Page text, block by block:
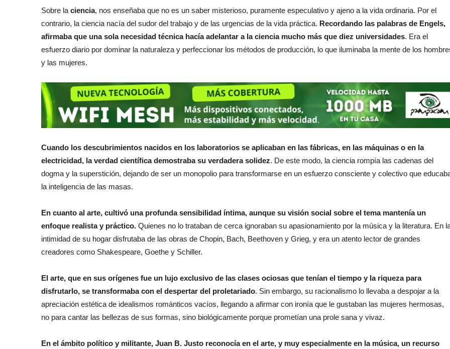
Sobre la ciencia, nos enseñaba que no es un saber misterioso, puramente especulativo y ajeno a la vida ordinaria. Por el
contrario, la ciencia nacía del sudor del trabajo y de las urgencias de la vida práctica. Recordando las palabras de Engels,
afirmaba que una sola necesidad técnica hacía adelantar a la ciencia mucho más que diez universidades. Era el
esfuerzo diario por dominar la naturaleza y perfeccionar los métodos de producción, lo que iluminaba la mente de los
y las mujeres.
Cuando los descubrimientos nacidos en los laboratorios se aplicaban en las fábricas, en las máquinas o en la
electricidad, la verdad científica demostraba su verdadera solidez. De este modo, la ciencia rompía las cadenas del
dogma y la superstición, dejando de ser un monopolio para transformarse en un esfuerzo consciente y colectivo que
la inteligencia de las masas.
En cuanto al arte, cultivó una profunda sensibilidad íntima, aunque su visión social sobre el tema mantenía un
enfoque realista y práctico. Quienes no lo trataban de cerca ignoraban su apasionamiento por la música y la literatura. En
intimidad de su hogar disfrutaba de las obras de Chopin, Bach, Beethoven y Grieg, y era un atento lector de grandes
creadores como Shakespeare, Goethe y Schiller.
El arte, que en sus orígenes fue un lujo exclusivo de las clases ociosas que tenían el tiempo y la riqueza para
disfrutarlo, se transformaba con el despertar del proletariado. Sin embargo, su racionalismo lo llevaba a despojar a la
apreciación estética de idealismos románticos vacíos, llegando a afirmar con ironía que le gustaban las mujeres hermosas,
no para cantar las bellezas de sus formas, sino biológicamente porque prometían una prole sana y vivaz.
En el ámbito político y militante, Juan B. Justo reconocía en el arte, y muy especialmente en la música, un recurso